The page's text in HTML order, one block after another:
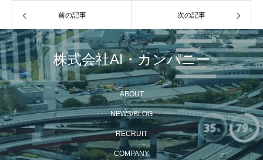
前の記事 次の記事
株式会社AI・カンパニー
ABOUT
NEWS/BLOG
RECRUIT
COMPANY